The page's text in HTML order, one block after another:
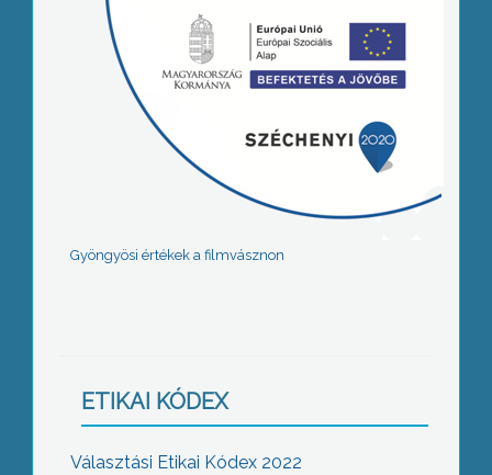
Gyöngyösi értékek a filmvásznon
ETIKAI KÓDEX
Választási Etikai Kódex 2022